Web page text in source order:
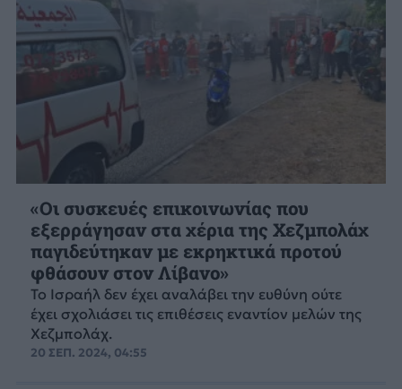
«Οι συσκευές επικοινωνίας που
εξερράγησαν στα χέρια της Χεζμπολάχ
παγιδεύτηκαν με εκρηκτικά προτού
φθάσουν στον Λίβανο»
Το Ισραήλ δεν έχει αναλάβει την ευθύνη ούτε
έχει σχολιάσει τις επιθέσεις εναντίον μελών της
Χεζμπολάχ.
20 ΣΕΠ. 2024, 04:55